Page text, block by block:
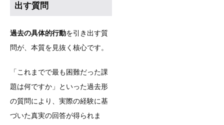
出す質問
過去の具体的行動を引き出す質
問が、本質を見抜く核心です。
「これまでで最も困難だった課
題は何ですか」といった過去形
の質問により、実際の経験に基
づいた真実の回答が得られま